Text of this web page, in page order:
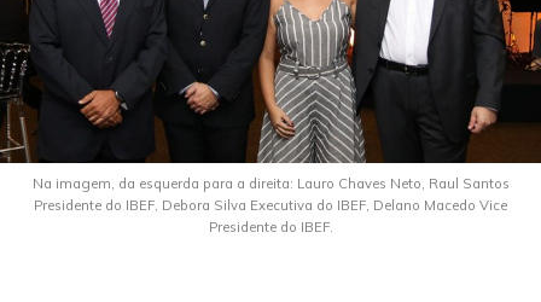
Na imagem, da esquerda para a direita: Lauro Chaves Neto, Raul Santos
Presidente do IBEF, Debora Silva Executiva do IBEF, Delano Macedo Vice
Presidente do IBEF.